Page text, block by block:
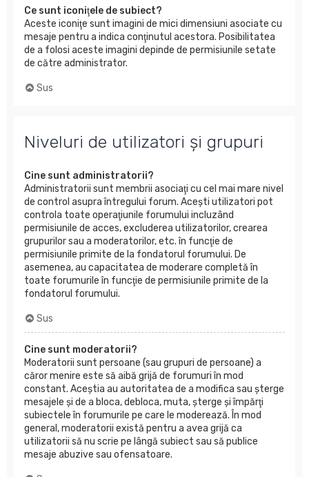
Ce sunt iconiţele de subiect?
Aceste iconiţe sunt imagini de mici dimensiuni asociate cu
mesaje pentru a indica conţinutul acestora. Posibilitatea
de a folosi aceste imagini depinde de permisiunile setate
de către administrator.
Sus
Niveluri de utilizatori şi grupuri
Cine sunt administratorii?
Administratorii sunt membrii asociaţi cu cel mai mare nivel
de control asupra întregului forum. Aceşti utilizatori pot
controla toate operaţiunile forumului incluzând
permisiunile de acces, excluderea utilizatorilor, crearea
grupurilor sau a moderatorilor, etc. în funcţie de
permisiunile primite de la fondatorul forumului. De
asemenea, au capacitatea de moderare completă în
toate forumurile în funcţie de permisiunile primite de la
fondatorul forumului.
Sus
Cine sunt moderatorii?
Moderatorii sunt persoane (sau grupuri de persoane) a
căror menire este să aibă grijă de forumuri în mod
constant. Aceştia au autoritatea de a modifica sau şterge
mesajele şi de a bloca, debloca, muta, şterge şi împărţi
subiectele în forumurile pe care le moderează. În mod
general, moderatorii există pentru a avea grijă ca
utilizatorii să nu scrie pe lângă subiect sau să publice
mesaje abuzive sau ofensatoare.